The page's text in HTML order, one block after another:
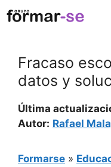
Saltar
al
Fracaso
datos y
Última
Autor: Rafael
Formarse »